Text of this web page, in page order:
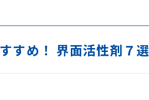
すめ！ 界面活性剤７選